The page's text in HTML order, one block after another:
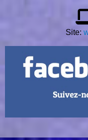
Site: